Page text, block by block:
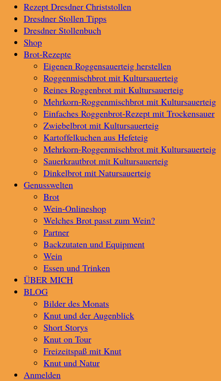
Rezept Dresdner Christstollen
Dresdner Stollen Tipps
Dresdner Stollenbuch
Shop
Brot-Rezepte
Eigenen Roggensauerteig herstellen
Roggenmischbrot mit Kultursauerteig
Reines Roggenbrot mit Kultursauerteig
Mehrkorn-Roggenmischbrot mit Kultursauerteig
Einfaches Roggenbrot-Rezept mit Trockensauer
Zwiebelbrot mit Kultursauerteig
Kartoffelkuchen aus Hefeteig
Mehrkorn-Roggenmischbrot mit Kultursauerteig
Sauerkrautbrot mit Kultursauerteig
Dinkelbrot mit Natursauerteig
Genusswelten
Brot
Wein-Onlineshop
Welches Brot passt zum Wein?
Partner
Backzutaten und Equipment
Wein
Essen und Trinken
ÜBER MICH
BLOG
Bilder des Monats
Knut und der Augenblick
Short Storys
Knut on Tour
Freizeitspaß mit Knut
Knut und Natur
Anmelden